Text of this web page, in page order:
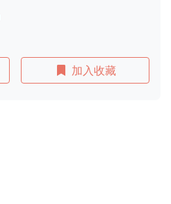
加入收藏